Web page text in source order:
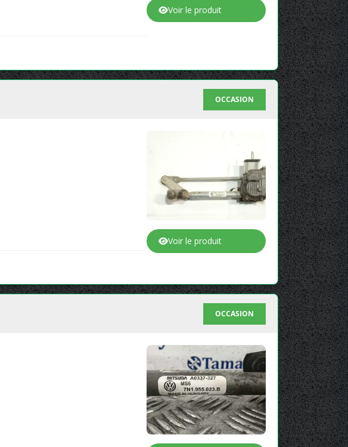
Voir le produit
OCCASION
Voir le produit
OCCASION